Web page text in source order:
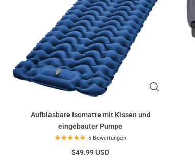
Aufblasbare Isomatte mit Kissen und
eingebauter Pumpe
5 Bewertungen
$49.99 USD